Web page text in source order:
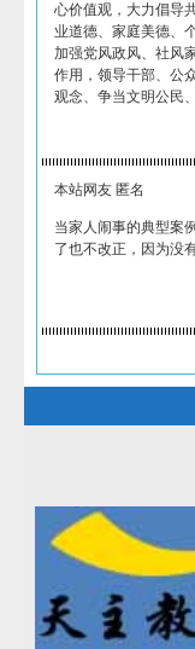
心价值观，大力倡导
业道德、家庭美德、
加强党风政风、社风
作用，领导干部、公
观念、争当文明公民
本站网友 匿名
当家人闹事的典型案
了也不改正，因为没